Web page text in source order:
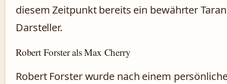
diesem Zeitpunkt bereits ein bewährter
Darsteller.
Robert Forster als Max Cherry
Robert Forster wurde nach einem